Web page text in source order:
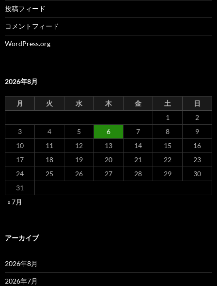
投稿フィード
コメントフィード
WordPress.org
2026年8月
月 火 水 木 金 土
日
1
2
3
4 5 6 7 8
9
10
11 12 13 14 15
16
17
18 19 20 21 22
23
24
25 26 27 28 29
30
31
« 7月
アーカイブ
2026年8月
2026年7月